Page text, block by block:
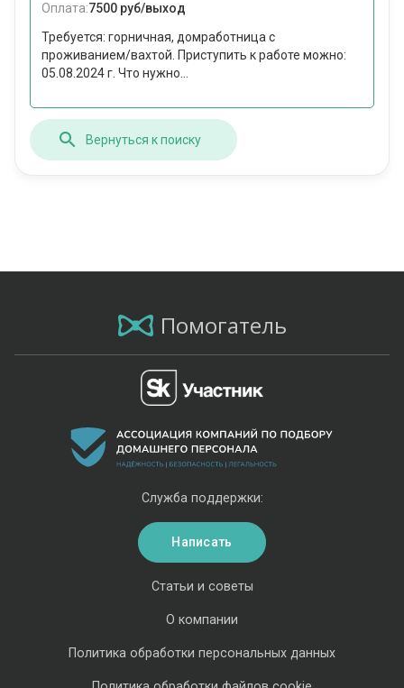
Оплата:7500 руб/выход
Требуется: горничная, домработница с
проживанием/вахтой. Приступить к работе можно:
05.08.2024 г. Что нужно...
Вернуться к поиску
Помогатель
Статьи и советы
О компании
Политика обработки персональных данных
Служба поддержки:
Написать